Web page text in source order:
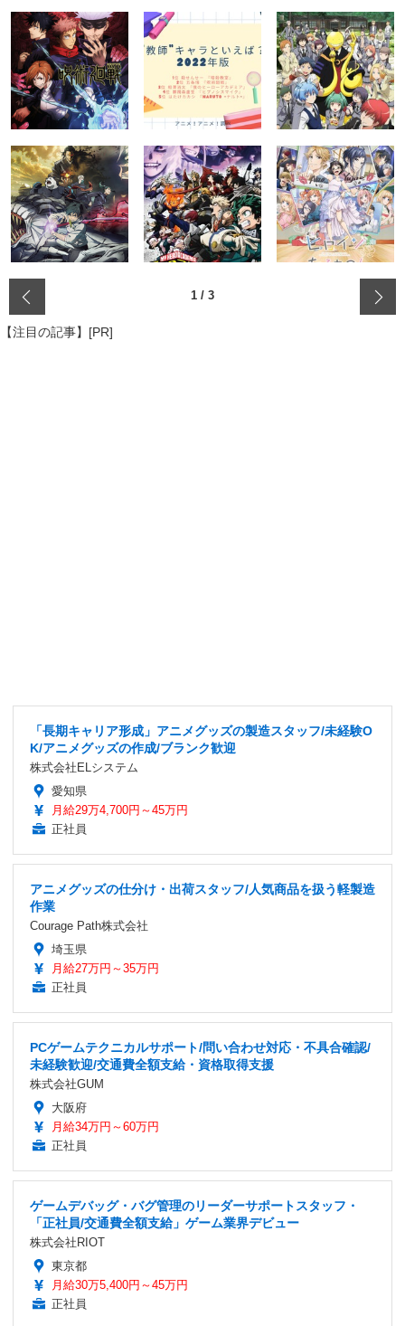
1 / 3
【注目の記事】[PR]
「長期キャリア形成」アニメグッズの製造スタッフ/未経験O
K/アニメグッズの作成/ブランク歓迎
株式会社ELシステム
愛知県
月給29万4,700円～45万円
正社員
アニメグッズの仕分け・出荷スタッフ/人気商品を扱う軽製造
作業
Courage Path株式会社
埼玉県
月給27万円～35万円
正社員
PCゲームテクニカルサポート/問い合わせ対応・不具合確認/
未経験歓迎/交通費全額支給・資格取得支援
株式会社GUM
大阪府
月給34万円～60万円
正社員
ゲームデバッグ・バグ管理のリーダーサポートスタッフ・
「正社員/交通費全額支給」ゲーム業界デビュー
株式会社RIOT
東京都
月給30万5,400円～45万円
正社員